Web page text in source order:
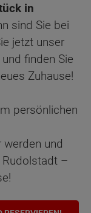
in
sind Sie bei
jetzt unser
und finden Sie
Zuhause!
persönlichen
werden und
Rudolstadt –